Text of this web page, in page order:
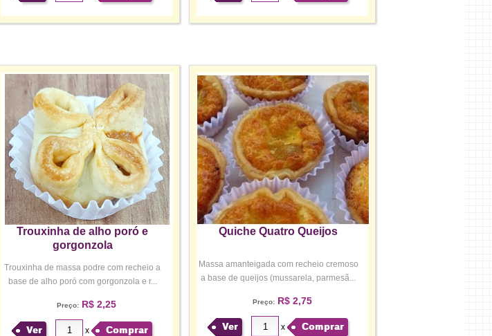
Trouxinha de alho poró e
gorgonzola
Trouxinha de massa podre com recheio a
base de alho poró com gorgonzola e r...
Preço: R$ 2,25
Ver x Comprar
Quiche Quatro Queijos
Massa amanteigada com recheio cremoso
a base de queijos (mussarela, parmesã...
Preço: R$ 2,75
Ver x Comprar